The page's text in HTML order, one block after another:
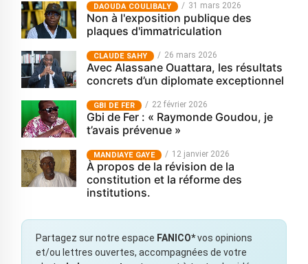
‎DAOUDA COULIBALY 31 mars 2026
Non à l'exposition publique des
plaques d'immatriculation
CLAUDE SAHY 26 mars 2026
Avec Alassane Ouattara, les résultats
concrets d’un diplomate exceptionnel
GBI DE FER 22 février 2026
Gbi de Fer : « Raymonde Goudou, je
t’avais prévenue »
MANDIAYE GAYE 12 janvier 2026
À propos de la révision de la
constitution et la réforme des
institutions.
Partagez sur notre espace FANICO*vos opinions
et/ou lettres ouvertes, accompagnées de votre